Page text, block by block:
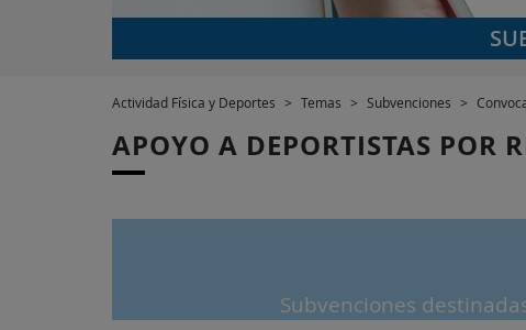
Actividad Física y Deportes > Temas > Subvenciones >
APOYO A DEPORTISTAS POR
Subvenciones